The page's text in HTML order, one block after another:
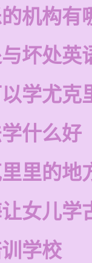
机构有
坏处英
学尤克
什么好
里的地
女儿学
学校